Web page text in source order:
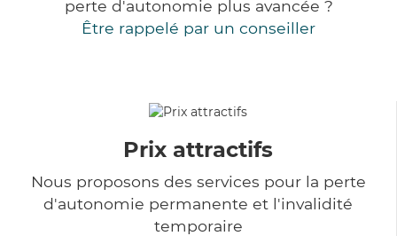
perte d'autonomie plus avancée ?
Être rappelé par un conseiller
Prix attractifs
Nous proposons des services pour la perte
d'autonomie permanente et l'invalidité
temporaire